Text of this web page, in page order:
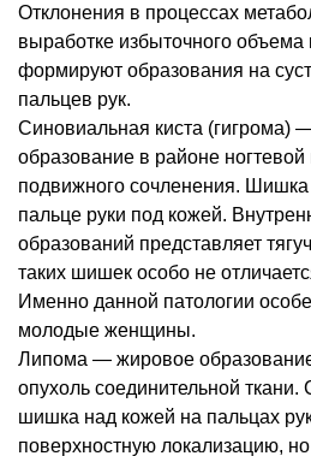
Отклонения в процессах
выработке избыточного объема
формируют образования на
пальцев рук.
Синовиальная киста (гигрома)
образование в районе
подвижного сочленения.
пальце руки под кожей.
образований представляет
таких шишек особо не
Именно данной патологии
молодые женщины.
Липома — жировое
опухоль соединительной
шишка над кожей на пальцах
поверхностную локализацию,